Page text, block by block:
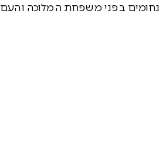
בפני משפחת המלוכה והעם